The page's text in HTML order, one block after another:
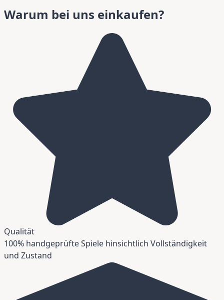
Warum bei uns einkaufen?
Qualität
100% handgeprüfte Spiele hinsichtlich Vollständigkeit
und Zustand